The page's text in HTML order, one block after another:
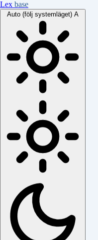
Lex base
Auto (följ systemläget) A